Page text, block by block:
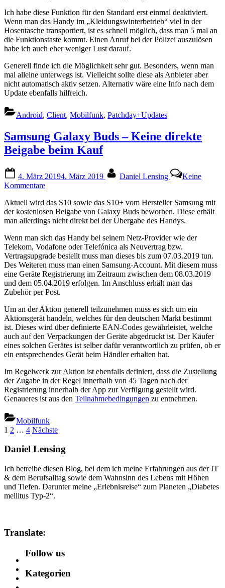
Ich habe diese Funktion für den Standard erst einmal deaktiviert.
Wenn man das Handy im „Kleidungswinterbetrieb“ viel in der
Hosentasche transportiert, ist es schnell möglich, dass man 5 mal an
die Funktionstaste kommt. Einen Anruf bei der Polizei auszulösen
habe ich auch eher weniger Lust darauf.
Generell finde ich die Möglichkeit sehr gut. Besonders, wenn man
mal alleine unterwegs ist. Vielleicht sollte diese als Anbieter aber
nicht automatisch aktiv setzen. Alternativ wäre eine Info nach dem
Update ebenfalls hilfreich.
Android, Client, Mobilfunk, Patchday+Updates
Samsung Galaxy Buds – Keine direkte
Beigabe beim Kauf
on
4. März 20194. März 2019 Daniel Lensing
Keine
Kommentarezu
Galaxy
Buds
–
direkte
Beigabe
beim
Kauf
Aktuell wird das S10 sowie das S10+ vom Hersteller Samsung mit
der kostenlosen Beigabe von Galaxy Buds beworben. Diese erhält
man allerdings nicht direkt bei der Übergabe des Handys.
Wenn man sich das Handy bei seinem Netz-Provider wie der
Telekom, Vodafone oder Telefónica als Neuvertrag bzw.
Vertragsupgrade bestellt muss man dieses bis zum 07.03.2019 tun.
Des Weiteren muss man einen Samsung-Account. Mit diesem muss
eine Geräte Registrierung im Zeitraum zwischen dem 08.03.2019
und dem 05.04.2019 erfolgen. Im Anschluss erhält man das
Zubehör per Post.
Um an der Aktion generell teilzunehmen muss es sich um ein
Aktionsgerät handeln, welches für den deutschen Markt bestimmt
ist. Dieses wird über definierte EAN-Codes gewährleistet, welche
auch auf den Verpackungen der Geräte abgedruckt ist. Der Käufer
eines solchen Gerätes ist selber dafür verantwortlich zu prüfen, ob er
ein entsprechendes Gerät beim Händler erhalten hat.
Im Regelwerk zur Aktion ist ebenfalls definiert, dass die Zustellung
der Zugabe in der Regel innerhalb von 45 Tagen nach der
Registrierung innerhalb der App zur Verfügung gestellt wird.
Genaueres ist aus den Teilnahmebedingungen zu entnehmen.
Mobilfunk
Seitennummerierung
der
1 2 … 4 Nächste
Daniel Lensing
Ich betreibe diesen Blog, bei dem ich meine Erfahrungen aus der IT
& dem Berufsalltag sowie dem Wahnsinn des Lebens mit Höhen
und Tiefen. Darunter meine „Erlebnisreise“ zum Planeten „Diabetes
mellitus Typ-2“.
Translate:
Follow us
Kategorien